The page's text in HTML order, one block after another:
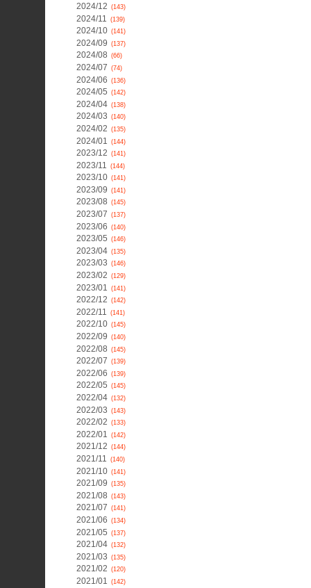
2024/12 (143)
2024/11 (139)
2024/10 (141)
2024/09 (137)
2024/08 (66)
2024/07 (74)
2024/06 (136)
2024/05 (142)
2024/04 (138)
2024/03 (140)
2024/02 (135)
2024/01 (144)
2023/12 (141)
2023/11 (144)
2023/10 (141)
2023/09 (141)
2023/08 (145)
2023/07 (137)
2023/06 (140)
2023/05 (146)
2023/04 (135)
2023/03 (146)
2023/02 (129)
2023/01 (141)
2022/12 (142)
2022/11 (141)
2022/10 (145)
2022/09 (140)
2022/08 (145)
2022/07 (139)
2022/06 (139)
2022/05 (145)
2022/04 (132)
2022/03 (143)
2022/02 (133)
2022/01 (142)
2021/12 (144)
2021/11 (140)
2021/10 (141)
2021/09 (135)
2021/08 (143)
2021/07 (141)
2021/06 (134)
2021/05 (137)
2021/04 (132)
2021/03 (135)
2021/02 (120)
2021/01 (142)